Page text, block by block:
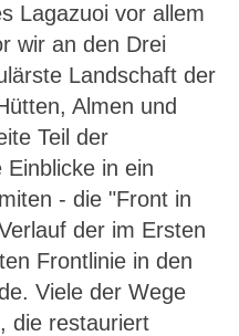
Lagazuoi vor allem
wir an den Drei
Landschaft der
Almen und
Teil der
in ein
- die "Front in
der im Ersten
Frontlinie in den
Viele der Wege
die restauriert